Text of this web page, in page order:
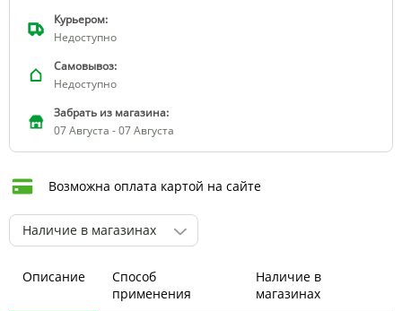
Курьером:
Недоступно
Самовывоз:
Недоступно
Забрать из магазина:
07 Августа - 07 Августа
Возможна оплата картой на сайте
Наличие в магазинах
Описание
Способ
применения
Наличие в
магазинах